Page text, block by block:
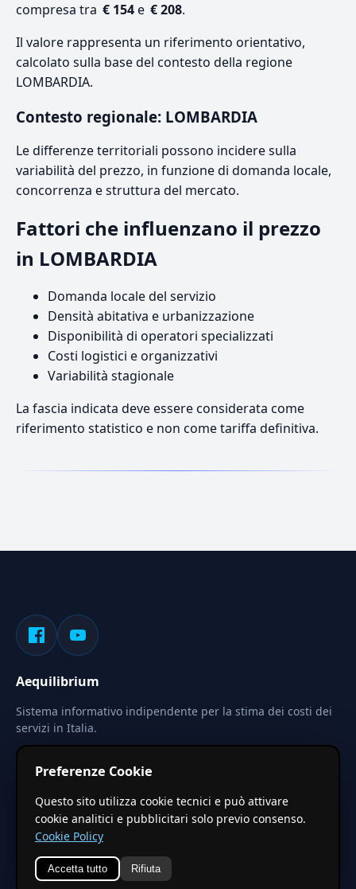
compresa tra € 154e € 208.
Il valore rappresenta un riferimento orientativo,
calcolato sulla base del contesto della regione
LOMBARDIA.
Contesto regionale: LOMBARDIA
Le differenze territoriali possono incidere sulla
variabilità del prezzo, in funzione di domanda locale,
concorrenza e struttura del mercato.
Fattori che influenzano il prezzo
in LOMBARDIA
Domanda locale del servizio
Densità abitativa e urbanizzazione
Disponibilità di operatori specializzati
Costi logistici e organizzativi
Variabilità stagionale
La fascia indicata deve essere considerata come
riferimento statistico e non come tariffa definitiva.
Aequilibrium
Sistema informativo indipendente per la stima dei costi dei
servizi in Italia.
Le stime pubblicate sono calcolate tramite coefficienti
territoriali regionali applicati a valori base nazionali. Non
costituiscono preventivo ufficiale.
© 2026 Aequilibrium — Un progetto di vxd.mobi
Preferenze Cookie
Questo sito utilizza cookie tecnici e può attivare
cookie analitici e pubblicitari solo previo consenso.
Cookie Policy
Accetta tutto Rifiuta